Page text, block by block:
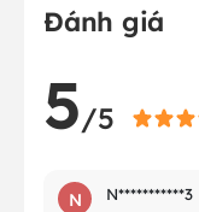
Đánh giá
5/5
N N***********3